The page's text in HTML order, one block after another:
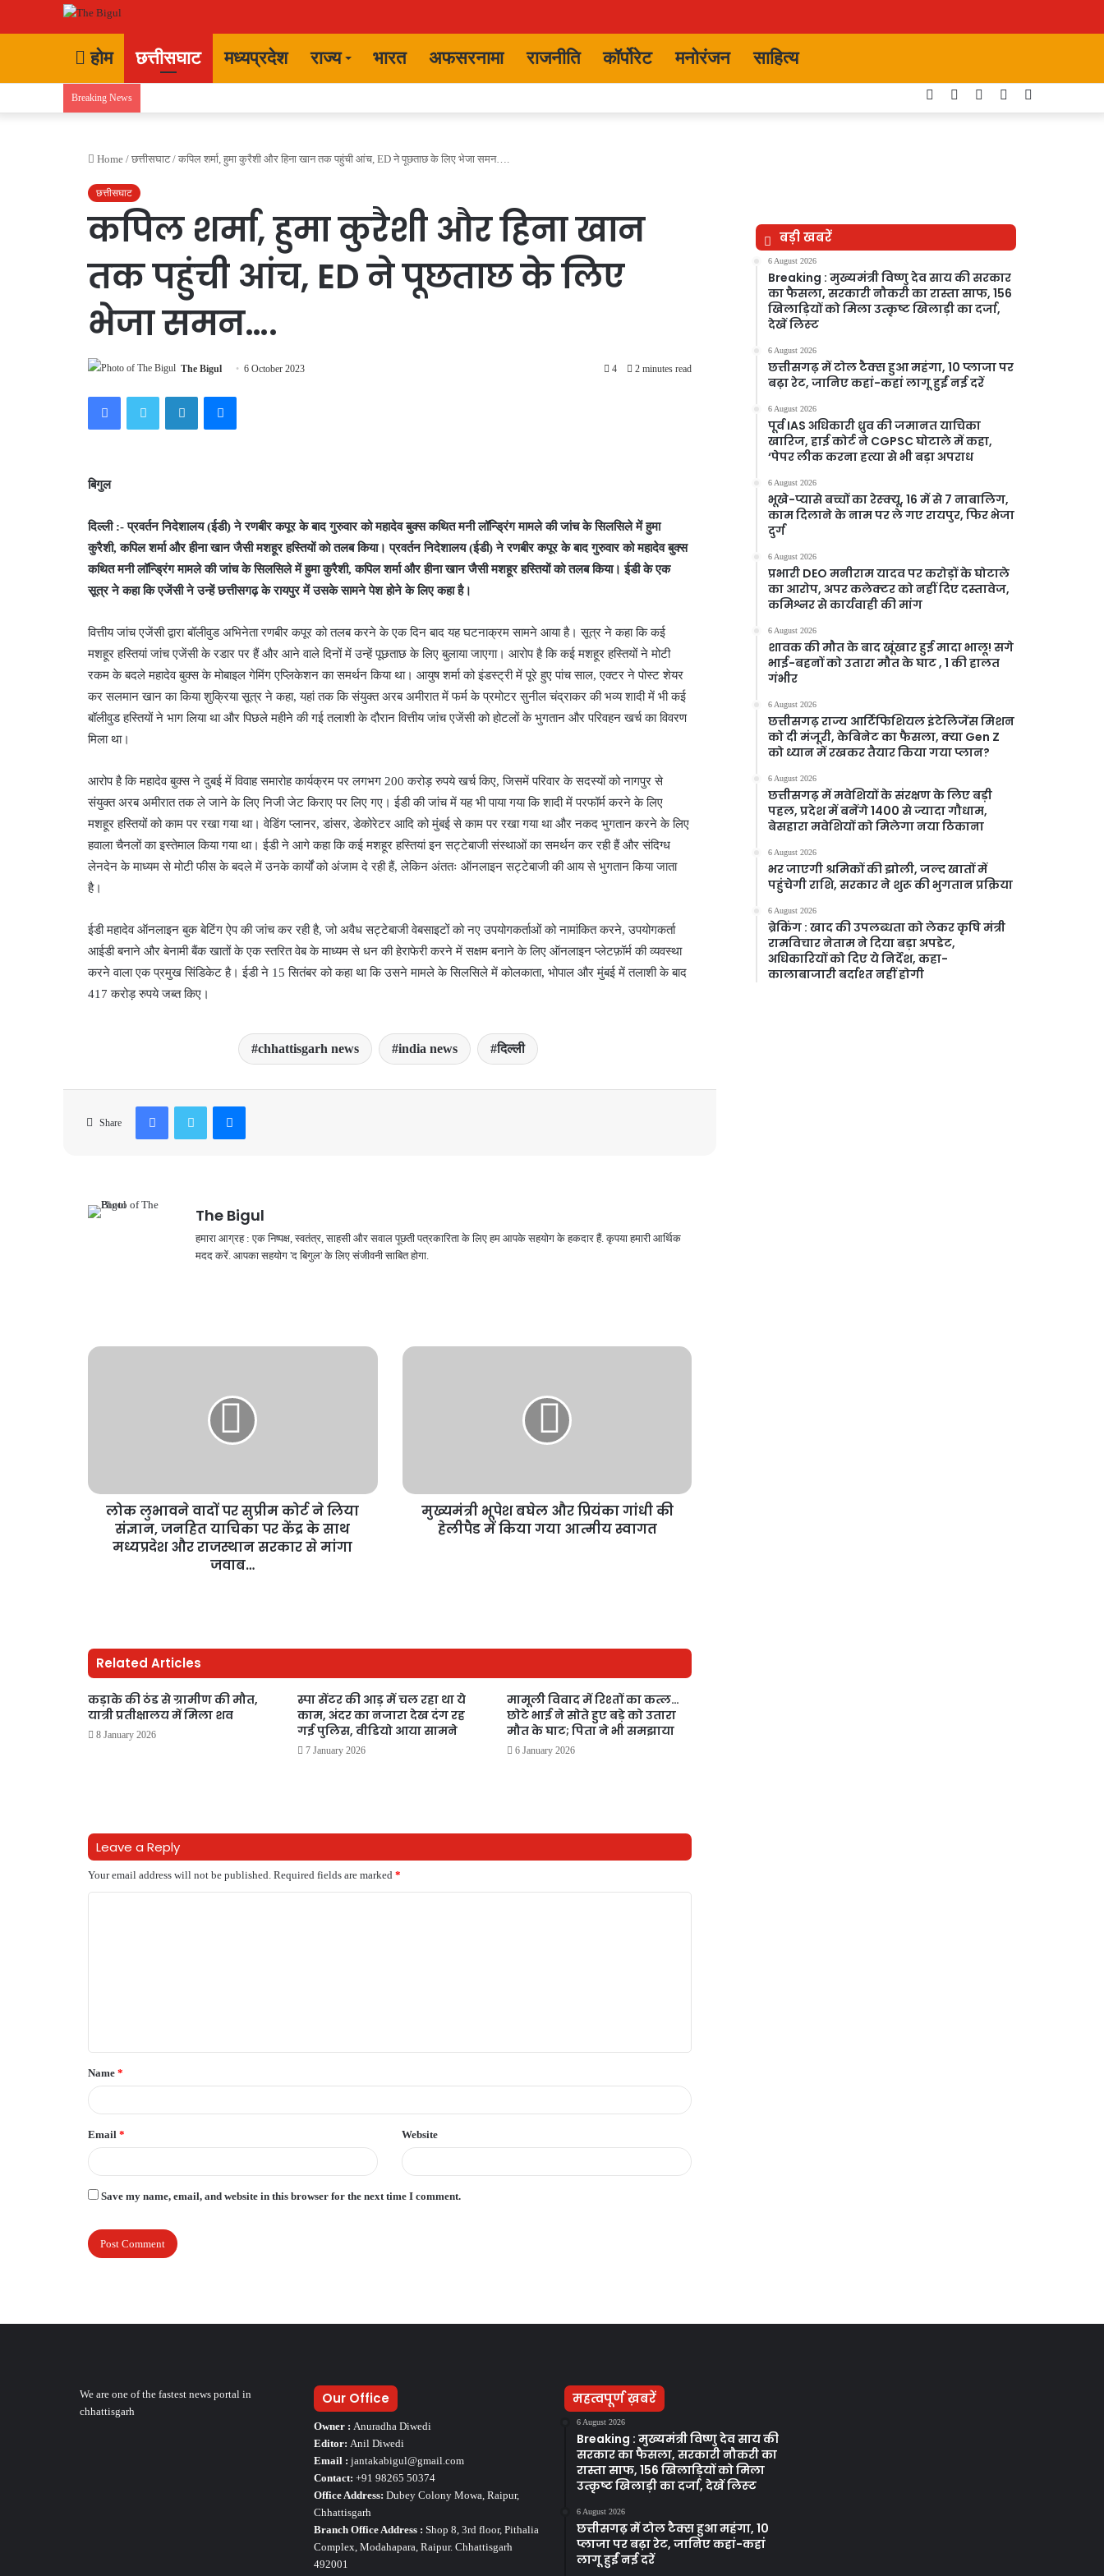
होम छत्तीसघाट मध्यप्रदेश राज्य भारत अफसरनामा राजनीति कॉर्पोरेट मनोरंजन साहित्य
Breaking News
skin
Instagram
YouTube
Twitter
Facebook
Home / छत्तीसघाट / कपिल शर्मा, हुमा कुरैशी और हिना खान तक पहुंची आंच, ED ने पूछताछ के लिए भेजा समन….
छत्तीसघाट
कपिल शर्मा, हुमा कुरैशी और हिना खान
तक पहुंची आंच, ED ने पूछताछ के लिए
भेजा समन….
The Bigul 6 October 2023 4 2 minutes read
FacebookTwitter LinkedInMessenger
बिगुल
दिल्ली :- प्रवर्तन निदेशालय (ईडी) ने रणबीर कपूर के बाद गुरुवार को महादेव बुक्स कथित मनी लॉन्ड्रिंग मामले की जांच के सिलसिले में हुमा
कुरैशी, कपिल शर्मा और हीना खान जैसी मशहूर हस्तियों को तलब किया। प्रवर्तन निदेशालय (ईडी) ने रणबीर कपूर के बाद गुरुवार को महादेव बुक्स
कथित मनी लॉन्ड्रिंग मामले की जांच के सिलसिले में हुमा कुरैशी, कपिल शर्मा और हीना खान जैसी मशहूर हस्तियों को तलब किया। ईडी के एक
सूत्र ने कहा कि एजेंसी ने उन्हें छत्तीसगढ़ के रायपुर में उसके सामने पेश होने के लिए कहा है।
वित्तीय जांच एजेंसी द्वारा बॉलीवुड अभिनेता रणबीर कपूर को तलब करने के एक दिन बाद यह घटनाक्रम सामने आया है। सूत्र ने कहा कि कई
मशहूर हस्तियां जांच एजेंसी के रडार पर हैं और आने वाले दिनों में उन्हें पूछताछ के लिए बुलाया जाएगा। आरोप है कि कई मशहूर हस्तियों ने मोटी
रकम के बदले महादेव बुक्स के मोबाइल गेमिंग एप्लिकेशन का समर्थन किया था। आयुष शर्मा को इंडस्ट्री में पूरे हुए पांच साल, एक्टर ने पोस्ट शेयर
कर सलमान खान का किया शुक्रिया सूत्र ने कहा, यहां तक कि संयुक्त अरब अमीरात में फर्म के प्रमोटर सुनील चंद्राकर की भव्य शादी में भी कई
बॉलीवुड हस्तियों ने भाग लिया था और पिछले महीने की गई तलाशी के दौरान वित्तीय जांच एजेंसी को होटलों के भुगतान और परिवहन खर्च का विवरण
मिला था।
आरोप है कि महादेव बुक्स ने दुबई में विवाह समारोह कार्यक्रम पर लगभग 200 करोड़ रुपये खर्च किए, जिसमें परिवार के सदस्यों को नागपुर से
संयुक्त अरब अमीरात तक ले जाने के लिए निजी जेट किराए पर लिए गए। ईडी की जांच में यह भी पाया गया कि शादी में परफॉर्म करने के लिए
मशहूर हस्तियों को काम पर रखा गया था। वेडिंग प्लानर, डांसर, डेकोरेटर आदि को मुंबई से काम पर रखा गया था और नकद भुगतान करने के लिए
हवाला चैनलों का इस्तेमाल किया गया था। ईडी ने आगे कहा कि कई मशहूर हस्तियां इन सट्टेबाजी संस्थाओं का समर्थन कर रही हैं और संदिग्ध
लेनदेन के माध्यम से मोटी फीस के बदले में उनके कार्यों को अंजाम दे रही हैं, लेकिन अंततः ऑनलाइन सट्टेबाजी की आय से भुगतान किया जाता
है।
ईडी महादेव ऑनलाइन बुक बेटिंग ऐप की जांच कर रही है, जो अवैध सट्टेबाजी वेबसाइटों को नए उपयोगकर्ताओं को नामांकित करने, उपयोगकर्ता
आईडी बनाने और बेनामी बैंक खातों के एक स्तरित वेब के माध्यम से धन की हेराफेरी करने में सक्षम बनाने के लिए ऑनलाइन प्लेटफ़ॉर्म की व्यवस्था
करने वाला एक प्रमुख सिंडिकेट है। ईडी ने 15 सितंबर को कहा था कि उसने मामले के सिलसिले में कोलकाता, भोपाल और मुंबई में तलाशी के बाद
417 करोड़ रुपये जब्त किए।
chhattisgarh news india news दिल्ली
Share
FacebookTwitter Messenger
The Bigul
हमारा आग्रह : एक निष्पक्ष, स्वतंत्र, साहसी और सवाल पूछती पत्रकारिता के लिए हम आपके सहयोग के हकदार हैं. कृपया हमारी आर्थिक
मदद करें. आपका सहयोग 'द बिगुल' के लिए संजीवनी साबित होगा.
लोक लुभावने वादों पर सुप्रीम कोर्ट ने लिया
संज्ञान, जनहित याचिका पर केंद्र के साथ
मध्यप्रदेश और राजस्थान सरकार से मांगा
जवाब…
मुख्यमंत्री भूपेश बघेल और प्रियंका गांधी की
हेलीपैड में किया गया आत्मीय स्वागत
Related Articles
कड़ाके की ठंड से ग्रामीण की मौत,
यात्री प्रतीक्षालय में मिला शव
8 January 2026
स्पा सेंटर की आड़ में चल रहा था ये
काम, अंदर का नजारा देख दंग रह
गई पुलिस, वीडियो आया सामने
7 January 2026
मामूली विवाद में रिश्तों का कत्ल…
छोटे भाई ने सोते हुए बड़े को उतारा
मौत के घाट; पिता ने भी समझाया
6 January 2026
Leave a Reply
Your email address will not be published. Required fields are marked *
t
*
Name *
Email * Website
Save my name, email, and website in this browser for the next time I comment.
बड़ी खबरें
6 August 2026
Breaking : मुख्यमंत्री विष्णु देव साय की सरकार
का फैसला, सरकारी नौकरी का रास्ता साफ, 156
खिलाड़ियों को मिला उत्कृष्ट खिलाड़ी का दर्जा,
देखें लिस्‍ट
6 August 2026
छत्तीसगढ़ में टोल टैक्स हुआ महंगा, 10 प्लाजा पर
बढ़ा रेट, जानिए कहां-कहां लागू हुईं नई दरें
6 August 2026
पूर्व IAS अधिकारी ध्रुव की जमानत याचिका
खारिज, हाई कोर्ट ने CGPSC घोटाले में कहा,
‘पेपर लीक करना हत्या से भी बड़ा अपराध
6 August 2026
भूखे-प्यासे बच्चों का रेस्क्यू, 16 में से 7 नाबालिग,
काम दिलाने के नाम पर ले गए रायपुर, फिर भेजा
दुर्ग
6 August 2026
प्रभारी DEO मनीराम यादव पर करोड़ों के घोटाले
का आरोप, अपर कलेक्टर को नहीं दिए दस्तावेज,
कमिश्नर से कार्यवाही की मांग
6 August 2026
शावक की मौत के बाद खूंखार हुई मादा भालू! सगे
भाई-बहनों को उतारा मौत के घाट , 1 की हालत
गंभीर
6 August 2026
छत्तीसगढ़ राज्य आर्टिफिशियल इंटेलिजेंस मिशन
को दी मंजूरी, केबिनेट का फैसला, क्या Gen Z
को ध्यान में रखकर तैयार किया गया प्लान?
6 August 2026
छत्तीसगढ़ में मवेशियों के संरक्षण के लिए बड़ी
पहल, प्रदेश में बनेंगे 1400 से ज्यादा गौधाम,
बेसहारा मवेशियों को मिलेगा नया ठिकाना
6 August 2026
भर जाएगी श्रमिकों की झोली, जल्द खातों में
पहुंचेगी राशि, सरकार ने शुरू की भुगतान प्रक्रिया
6 August 2026
ब्रेकिंग : खाद की उपलब्धता को लेकर कृषि मंत्री
रामविचार नेताम ने दिया बड़ा अपडेट,
अधिकारियों को दिए ये निर्देश, कहा-
कालाबाजारी बर्दाश्त नहीं होगी
We are one of the fastest news portal in
chhattisgarh
Our Office
Owner : Anuradha Diwedi
Editor: Anil Diwedi
Email : jantakabigul@gmail.com
Contact: +91 98265 50374
Office Address: Dubey Colony Mowa, Raipur,
Chhattisgarh
Branch Office Address : Shop 8, 3rd floor, Pithalia
Complex, Modahapara, Raipur. Chhattisgarh
492001
महत्वपूर्ण ख़बरें
6 August 2026
Breaking : मुख्यमंत्री विष्णु देव साय की
सरकार का फैसला, सरकारी नौकरी का
रास्ता साफ, 156 खिलाड़ियों को मिला
उत्कृष्ट खिलाड़ी का दर्जा, देखें लिस्‍ट
6 August 2026
छत्तीसगढ़ में टोल टैक्स हुआ महंगा, 10
प्लाजा पर बढ़ा रेट, जानिए कहां-कहां
लागू हुईं नई दरें